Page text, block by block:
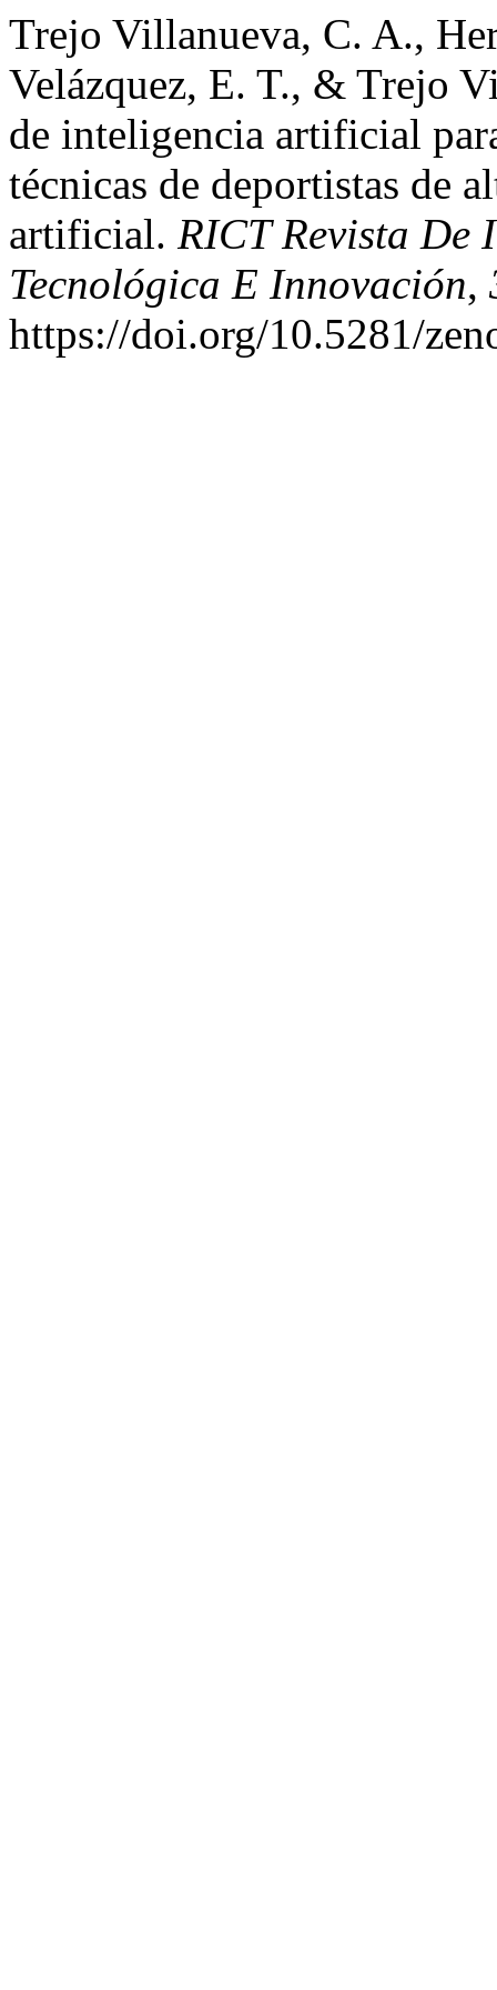
Trejo Villanueva, C. A.,
Velázquez, E. T., & Trejo
de inteligencia artificial
técnicas de deportistas de
artificial. RICT Revista De
Tecnológica E Innovación,
https://doi.org/10.5281/